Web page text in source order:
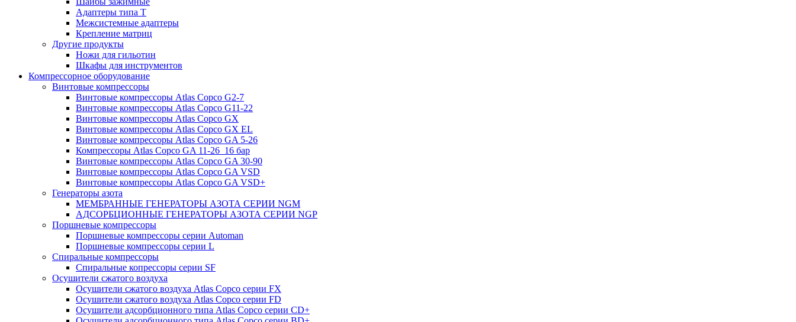
Адаптеры типа T
Межсистемные адаптеры
Крепление матриц
Другие продукты
Ножи для гильотин
Шкафы для инструментов
Компрессорное оборудование
Винтовые компрессоры
Винтовые компрессоры Atlas Copco G2-7
Винтовые компрессоры Atlas Copco G11-22
Винтовые компрессоры Atlas Copco GX
Винтовые компрессоры Atlas Copco GX EL
Винтовые компрессоры Atlas Copco GA 5-26
Компрессоры Atlas Copco GA 11-26_16 бар
Винтовые компрессоры Atlas Copco GA 30-90
Винтовые компрессоры Atlas Copco GA VSD
Винтовые компрессоры Atlas Copco GA VSD+
Генераторы азота
МЕМБРАННЫЕ ГЕНЕРАТОРЫ АЗОТА СЕРИИ NGM
АДСОРБЦИОННЫЕ ГЕНЕРАТОРЫ АЗОТА СЕРИИ NGP
Поршневые компрессоры
Поршневые компрессоры серии Automan
Поршневые компрессоры серии L
Спиральные компрессоры
Спиральные копрессоры серии SF
Осушители сжатого воздуха
Осушители сжатого воздуха Atlas Copco серии FX
Осушители сжатого воздуха Atlas Copco серии FD
Осушители адсорбционного типа Atlas Copco серии СD+